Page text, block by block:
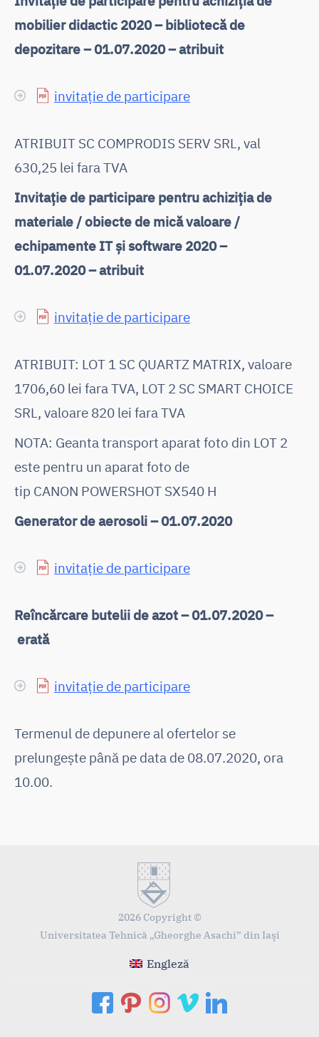
mobilier didactic 2020 – bibliotecă de
depozitare – 01.07.2020 – atribuit
invitație de participare
ATRIBUIT SC COMPRODIS SERV SRL, val
630,25 lei fara TVA
Invitație de participare pentru achiziția de
materiale / obiecte de mică valoare /
echipamente IT și software 2020 –
01.07.2020 – atribuit
invitație de participare
ATRIBUIT: LOT 1 SC QUARTZ MATRIX, valoare
1706,60 lei fara TVA, LOT 2 SC SMART CHOICE
SRL, valoare 820 lei fara TVA
NOTA: Geanta transport aparat foto din LOT 2
este pentru un aparat foto de
tip CANON POWERSHOT SX540 H
Generator de aerosoli – 01.07.2020
invitație de participare
Reîncărcare butelii de azot – 01.07.2020 –
erată
invitație de participare
Termenul de depunere al ofertelor se
prelungește până pe data de 08.07.2020, ora
10.00.
2026 Copyright ©
Universitatea Tehnică „Gheorghe Asachi” din Iaşi
Engleză